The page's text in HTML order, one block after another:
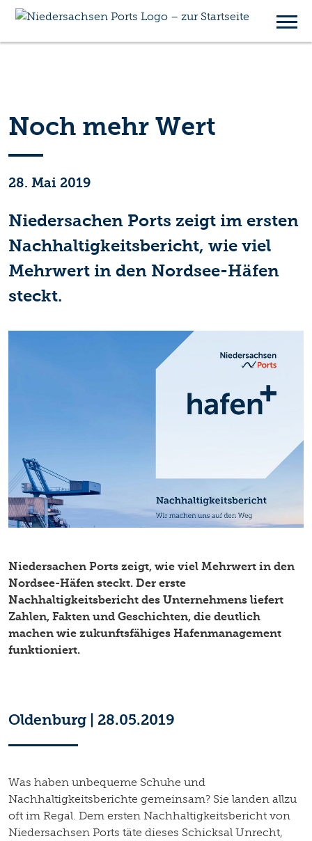
Noch mehr Wert
28. Mai 2019
Niedersachen Ports zeigt im ersten
Nachhaltigkeitsbericht, wie viel
Mehrwert in den Nordsee-Häfen
steckt.
Niedersachen Ports zeigt, wie viel Mehrwert in den
Nordsee-Häfen steckt. Der erste
Nachhaltigkeitsbericht des Unternehmens liefert
Zahlen, Fakten und Geschichten, die deutlich
machen wie zukunftsfähiges Hafenmanagement
funktioniert.
Oldenburg | 28.05.2019
Was haben unbequeme Schuhe und
Nachhaltigkeitsberichte gemeinsam? Sie landen allzu
oft im Regal. Dem ersten Nachhaltigkeitsbericht von
Niedersachsen Ports täte dieses Schicksal Unrecht,